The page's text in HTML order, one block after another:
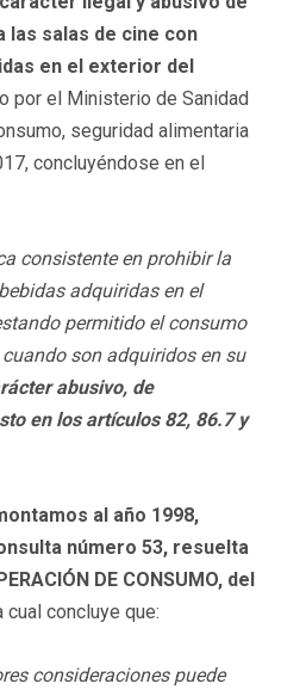
las salas de cine con
en el exterior del
por el Ministerio de Sanidad
seguridad alimentaria
concluyéndose en el
consistente en prohibir la
adquiridas en el
permitido el consumo
son adquiridos en su
abusivo, de
en los artículos 82, 86.7 y
al año 1998,
número 53, resuelta
DE CONSUMO, del
cual concluye que:
consideraciones puede